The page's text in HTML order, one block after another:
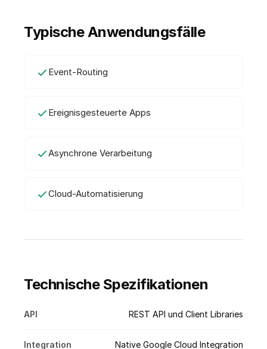
Typische Anwendungsfälle
Event-Routing
Ereignisgesteuerte Apps
Asynchrone Verarbeitung
Cloud-Automatisierung
Technische Spezifikationen
API REST API und Client Libraries
Integration Native Google Cloud Integration